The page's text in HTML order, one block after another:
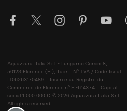
Aquazzura Italia S.r.l. - Lungarno Corsini 8,
50123 Florence (FI), Italie – N° TVA / Code fiscal
IT06263170489 – Inscrite au Registre du
Commerce de Florence n° FI-614374 – Capital
social 1 000 000 €. © 2026 Aquazzura Italia S.r.l.
All rights reserved.